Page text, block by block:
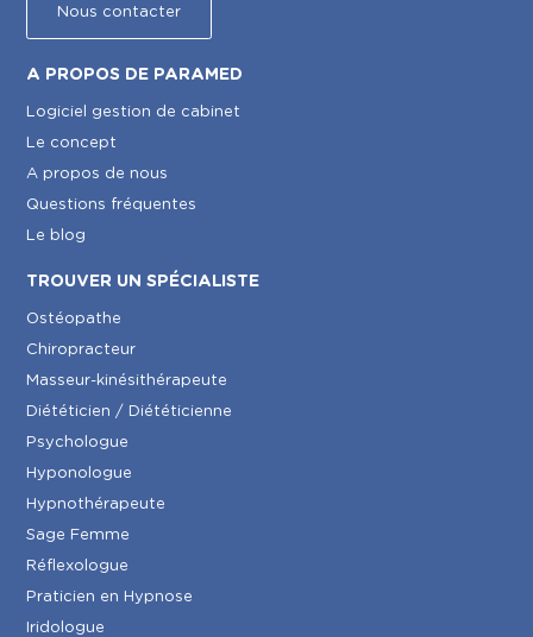
Nous contacter
A PROPOS DE PARAMED
Logiciel gestion de cabinet
Le concept
A propos de nous
Questions fréquentes
Le blog
TROUVER UN SPÉCIALISTE
Ostéopathe
Chiropracteur
Masseur-kinésithérapeute
Diététicien / Diététicienne
Psychologue
Hyponologue
Hypnothérapeute
Sage Femme
Réflexologue
Praticien en Hypnose
Iridologue